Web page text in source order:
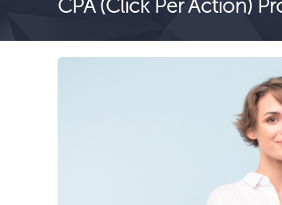
CPA (Click Per Action)